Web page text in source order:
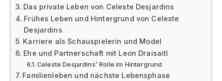
Das private Leben von Celeste Desjardins
Frühes Leben und Hintergrund von Celeste
Desjardins
Karriere als Schauspielerin und Model
Ehe und Partnerschaft mit Leon Draisaitl
Celeste Desjardins’ Rolle im Hintergrund
Familienleben und nächste Lebensphase